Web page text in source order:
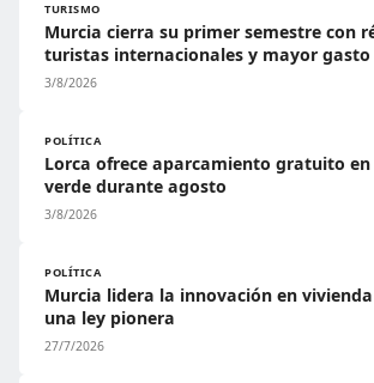
TURISMO
Murcia cierra su primer semestre con
turistas internacionales y mayor gasto
3/8/2026
POLÍTICA
Lorca ofrece aparcamiento gratuito en
verde durante agosto
3/8/2026
POLÍTICA
Murcia lidera la innovación en
una ley pionera
27/7/2026